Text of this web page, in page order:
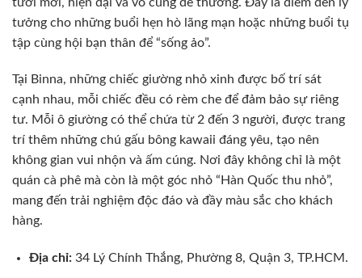
tưởng cho những buổi hẹn hò lãng mạn hoặc những buổi tụ
tập cùng hội bạn thân để “sống ảo”.
Tại Binna, những chiếc giường nhỏ xinh được bố trí sát
cạnh nhau, mỗi chiếc đều có rèm che để đảm bảo sự riêng
tư. Mỗi ô giường có thể chứa từ 2 đến 3 người, được trang
trí thêm những chú gấu bông kawaii đáng yêu, tạo nên
không gian vui nhộn và ấm cúng. Nơi đây không chỉ là một
quán cà phê mà còn là một góc nhỏ “Hàn Quốc thu nhỏ”,
mang đến trải nghiệm độc đáo và đầy màu sắc cho khách
hàng.
Địa chỉ:34 Lý Chính Thắng, Phường 8, Quận 3, TP.HCM.